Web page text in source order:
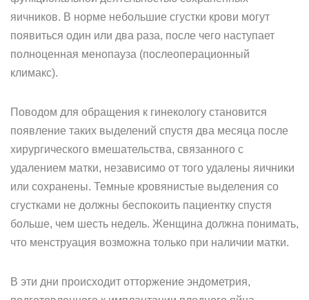
яичников. В норме небольшие сгустки крови могут
появиться один или два раза, после чего наступает
полноценная менопауза (послеоперационный
климакс).
Поводом для обращения к гинекологу становится
появление таких выделений спустя два месяца после
хирургического вмешательства, связанного с
удалением матки, независимо от того удалены яичники
или сохранены. Темные кровянистые выделения со
сгустками не должны беспокоить пациентку спустя
больше, чем шесть недель. Женщина должна понимать,
что менструация возможна только при наличии матки.
В эти дни происходит отторжение эндометрия,